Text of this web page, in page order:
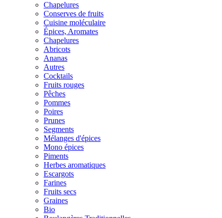
Chapelures
Conserves de fruits
Cuisine moléculaire
Épices, Aromates
Chapelures
Abricots
Ananas
Autres
Cocktails
Fruits rouges
Pêches
Pommes
Poires
Prunes
Segments
Mélanges d'épices
Mono épices
Piments
Herbes aromatiques
Escargots
Farines
Fruits secs
Graines
Bio